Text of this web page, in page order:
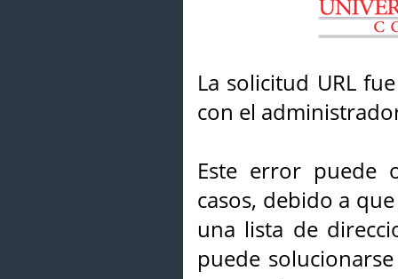
La solicitud URL
con el
Este error puede
casos, debido a
una lista de
puede